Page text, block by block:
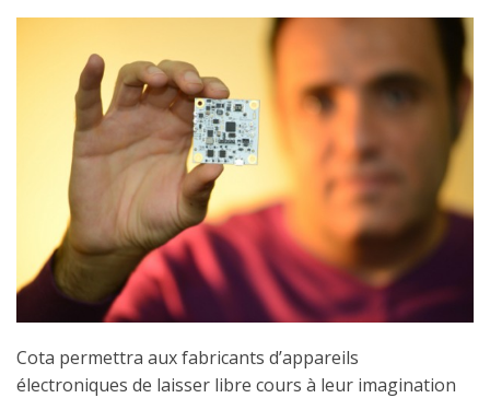
Cota permettra aux fabricants d’appareils
électroniques de laisser libre cours à leur imagination